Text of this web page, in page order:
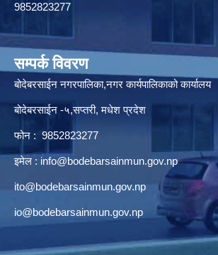
9852823277
सम्पर्क विवरण
बोदेबरसाईन नगरपालिका,नगर कार्यपालिकाको कार्यालय
बोदेबरसाईन -५,सप्तरी, मधेश प्रदेश
फोन : 9852823277
इमेल : info@bodebarsainmun.gov.np
ito@bodebarsainmun.gov.np
io@bodebarsainmun.gov.np